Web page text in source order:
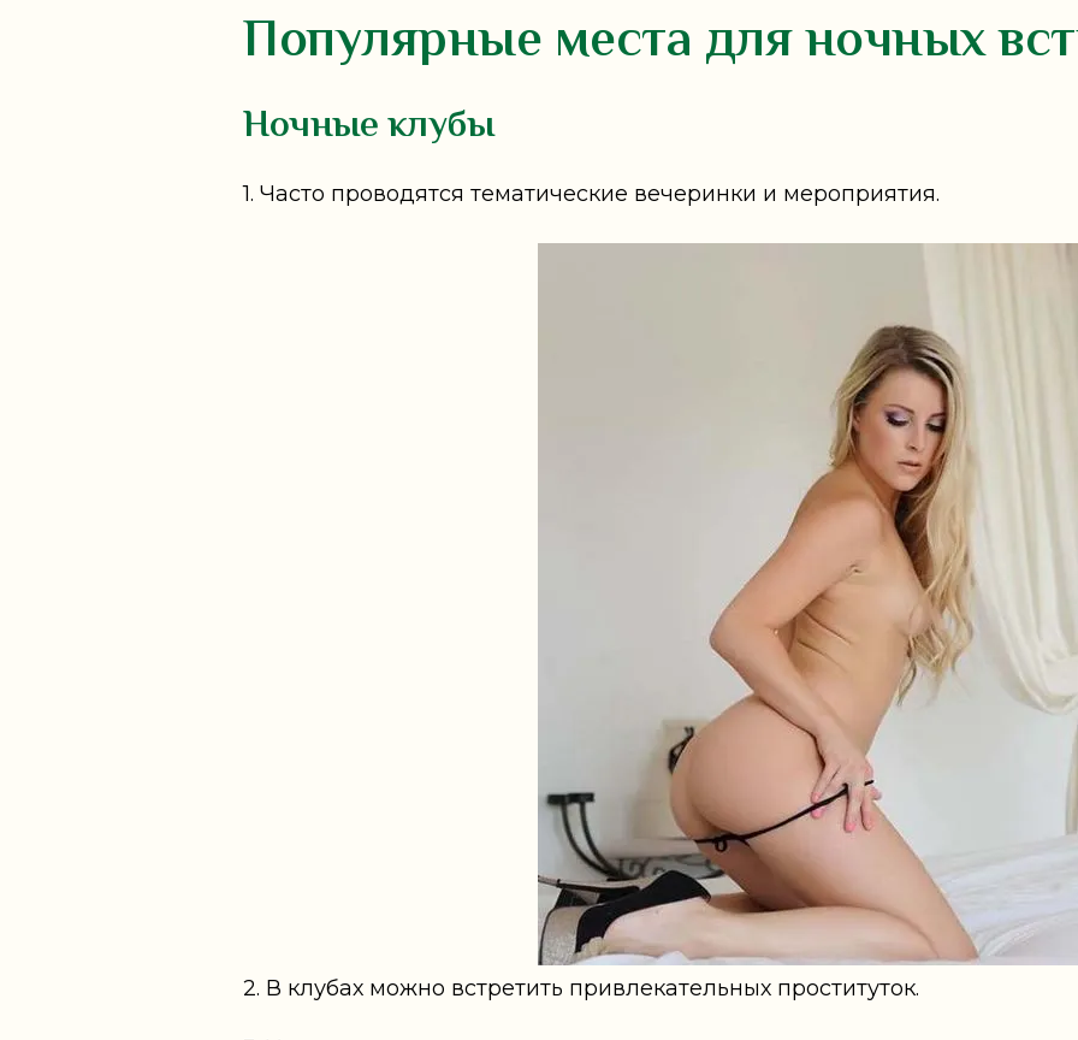
Популярные места для ночных
Ночные клубы
1. Часто проводятся тематические вечеринки и мероприятия.
2. В клубах можно встретить привлекательных проституток.